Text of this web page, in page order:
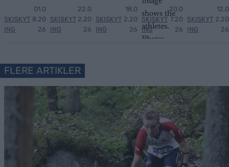
SKISKYT
ING
01.0
8.20
26
SKISKYT
ING
22.0
2.20
26
SKISKYT
ING
18.0
2.20
26
SKISKYT
ING
20.0
7.20
26
SKISKYT
ING
12.0
2.20
26
FLERE ARTIKLER